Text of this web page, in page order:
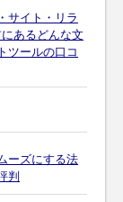
サイト・リラ
にあるどんな文
ツールの口コ
ーズにする法
判